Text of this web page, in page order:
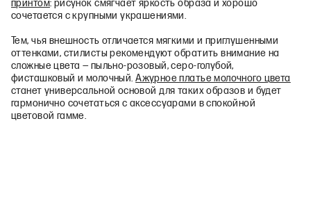
принтом: рисунок смягчает яркость образа и хорошо
сочетается с крупными украшениями.
Тем, чья внешность отличается мягкими и приглушенными
оттенками, стилисты рекомендуют обратить внимание на
сложные цвета — пыльно-розовый, серо-голубой,
фисташковый и молочный.Ажурное платье молочного цвета
станет универсальной основой для таких образов и будет
гармонично сочетаться с аксессуарами в спокойной
цветовой гамме.